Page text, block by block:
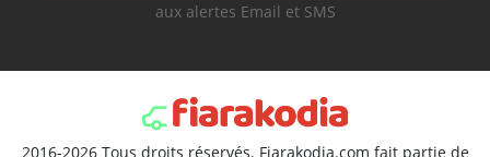
aux alertes Email et SMS
2016-2026 Tous droits réservés. Fiarakodia.com fait partie de